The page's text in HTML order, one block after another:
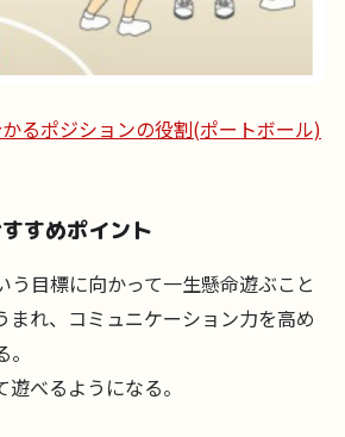
るポジションの役割(ポートボール)
すめポイント
う目標に向かって一生懸命遊ぶこと
まれ、コミュニケーション力を高め
べるようになる。